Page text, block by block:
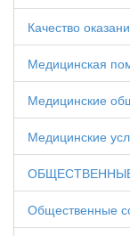
Качество
Медицинская
Медицинские
Медицинские
Общественные